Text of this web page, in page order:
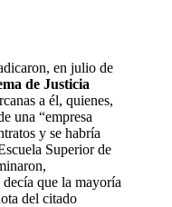
en julio de
de Justicia
a él, quienes,
una “empresa
y se habría
Superior de
que la mayoría
del citado